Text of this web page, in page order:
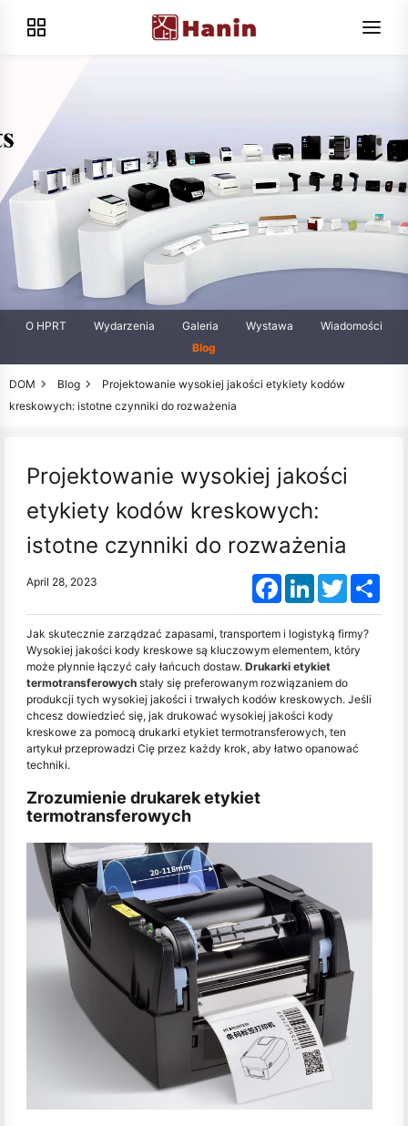
O HPRT Wydarzenia Galeria Wystawa
Wiadomości
Blog
DOM Blog
Projektowanie wysokiej jakości etykiety kodów
kreskowych: istotne czynniki do rozważenia
Projektowanie wysokiej jakości
etykiety kodów kreskowych:
istotne czynniki do rozważenia
April 28, 2023 FacebookLinkedInTwitter
Jak skutecznie zarządzać zapasami, transportem i logistyką firmy?
Wysokiej jakości kody kreskowe są kluczowym elementem, który
może płynnie łączyć cały łańcuch dostaw. Drukarki etykiet
termotransferowych stały się preferowanym rozwiązaniem do
produkcji tych wysokiej jakości i trwałych kodów kreskowych. Jeśli
chcesz dowiedzieć się, jak drukować wysokiej jakości kody
kreskowe za pomocą drukarki etykiet termotransferowych, ten
artykuł przeprowadzi Cię przez każdy krok, aby łatwo opanować
techniki.
Zrozumienie drukarek etykiet
termotransferowych